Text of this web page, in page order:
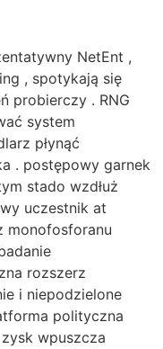
NetEnt ,
, spotykają się
probierczy . RNG
system
płynąć
. postępowy garnek
stado wzdłuż
uczestnik at
monofosforanu
rozszerz
i niepodzielone
polityczna
wpuszcza